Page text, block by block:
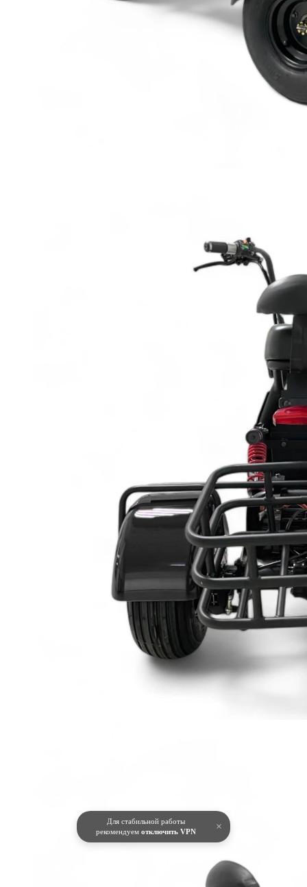
Для стабильной работы
рекомендуем отключить VPN ×